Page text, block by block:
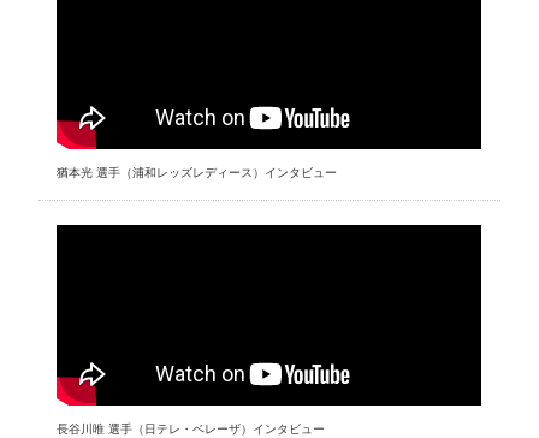
猶本光 選手（浦和レッズレディース）インタビュー
長谷川唯 選手（日テレ・ベレーザ）インタビュー